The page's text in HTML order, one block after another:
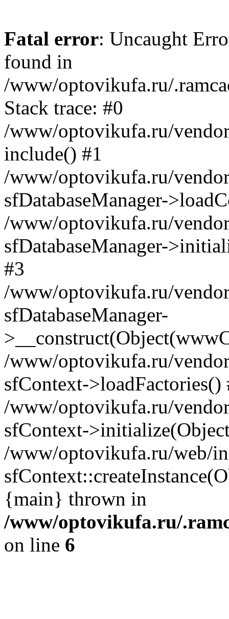
Fatal error: Uncaught
found in
/www/optovikufa.ru/
Stack trace: #0
/www/optovikufa.ru/
include() #1
/www/optovikufa.ru/
sfDatabaseManager-
/www/optovikufa.ru/
sfDatabaseManager-
#3
/www/optovikufa.ru/
sfDatabaseManager-
/www/optovikufa.ru/
sfContext->loadFactories()
/www/optovikufa.ru/
sfContext-
/www/optovikufa.ru/web/
{main} thrown in
/www/optovikufa.ru/
on line 6